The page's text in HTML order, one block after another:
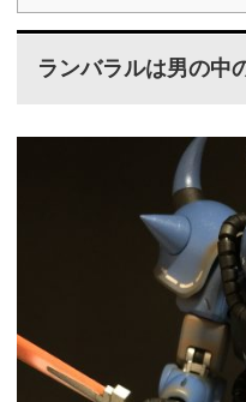
ランバラルは男の中